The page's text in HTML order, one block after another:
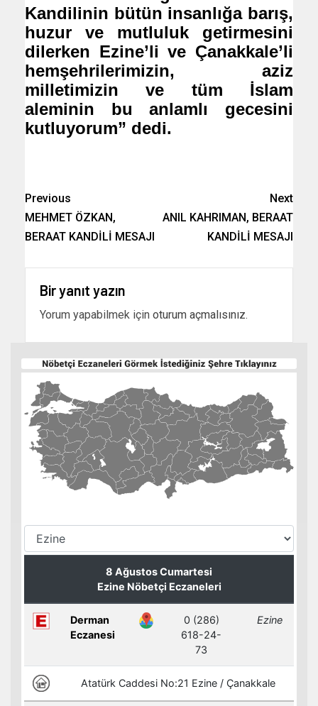
Kandilinin bütün insanlığa barış,
huzur ve mutluluk getirmesini
dilerken Ezine’li ve Çanakkale’li
hemşehrilerimizin, aziz
milletimizin ve tüm İslam
aleminin bu anlamlı gecesini
kutluyorum” dedi.
Previous
MEHMET ÖZKAN,
BERAAT KANDİLİ MESAJI
Next
ANIL KAHRIMAN, BERAAT
KANDİLİ MESAJI
Bir yanıt yazın
Yorum yapabilmek için oturum açmalısınız.